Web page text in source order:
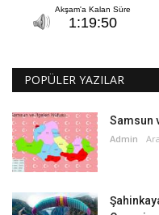
POPÜLER YAZILAR
Samsun
Admin